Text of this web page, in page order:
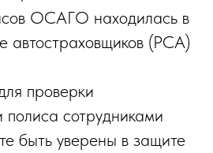
ОСАГО находилась в
автостраховщиков (РСА)
проверки
полиса сотрудниками
быть уверены в защите